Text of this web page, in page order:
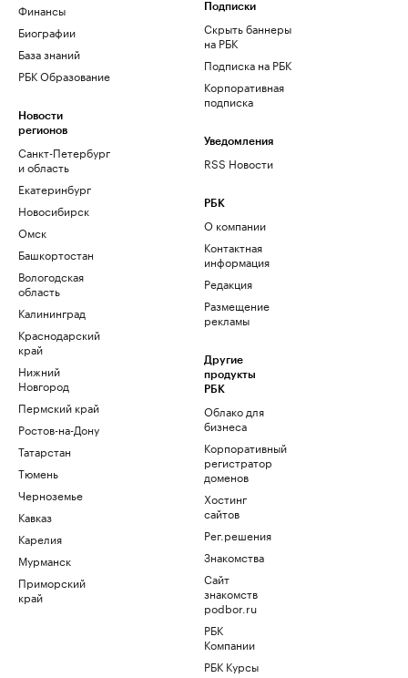
Финансы
Биографии
База знаний
РБК Образование
Новости
регионов
Санкт-Петербург
и область
Екатеринбург
Новосибирск
Омск
Башкортостан
Вологодская
область
Калининград
Краснодарский
край
Нижний
Новгород
Пермский край
Ростов-на-Дону
Татарстан
Тюмень
Черноземье
Кавказ
Карелия
Мурманск
Приморский
край
Подписки
Скрыть баннеры
на РБК
Подписка на РБК
Корпоративная
подписка
Уведомления
RSS Новости
РБК
О компании
Контактная
информация
Редакция
Размещение
рекламы
Другие
продукты
РБК
Облако для
бизнеса
Корпоративный
регистратор
доменов
Хостинг
сайтов
Рег.решения
Знакомства
Сайт
знакомств
podbor.ru
РБК
Компании
РБК Курсы